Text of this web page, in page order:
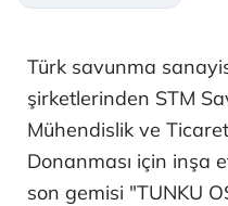
Türk savunma
şirketlerinden STM
Mühendislik ve
Donanması için inşa
son gemisi "TUNKU